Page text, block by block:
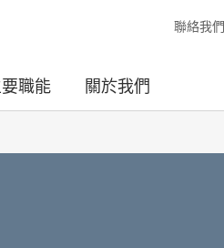
聯絡我們
職能 關於我們